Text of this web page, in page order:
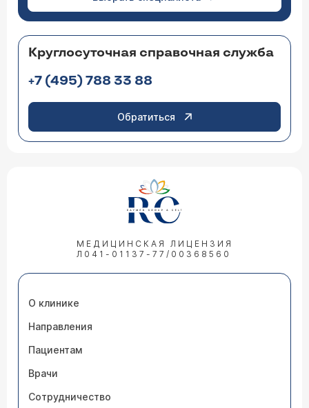
Круглосуточная справочная служба
+7 (495) 788 33 88
Обратиться
МЕДИЦИНСКАЯ ЛИЦЕНЗИЯ
Л041-01137-77/00368560
О клинике
Направления
Пациентам
Врачи
Сотрудничество